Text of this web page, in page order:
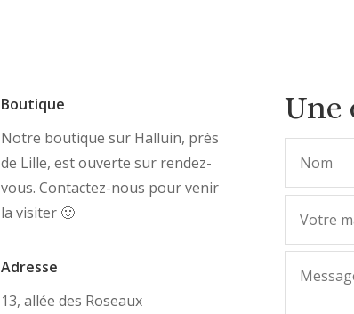
Boutique
Notre boutique sur Halluin, près
de Lille, est ouverte sur rendez-
vous. Contactez-nous pour venir
la visiter 🙂
Adresse
13, allée des Roseaux
Une